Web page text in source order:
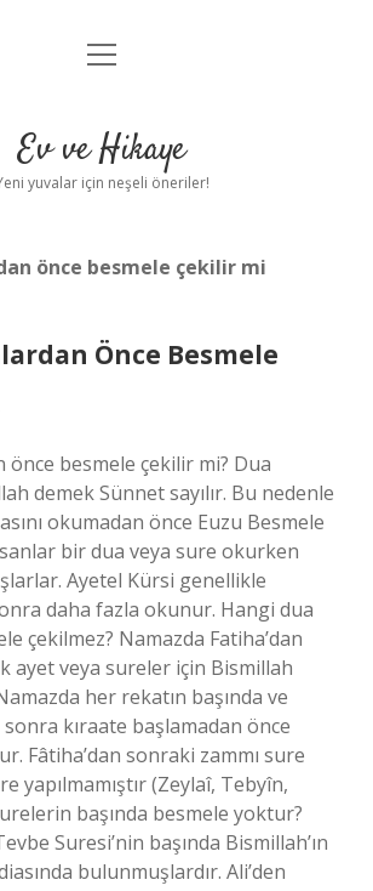
Anasayfa
Yasal Uyarı
menüyü
Ev ve Hikaye
yuvalar için neşeli öneriler!
önce besmele çekilir mi
Önce Besmele
önce besmele çekilir mi? Dua
demek Sünnet sayılır. Bu nedenle
okumadan önce Euzu Besmele
bir dua veya sure okurken
Ayetel Kürsi genellikle
daha fazla okunur. Hangi dua
çekilmez? Namazda Fatiha’dan
ayet veya sureler için Bismillah
her rekatın başında ve
kıraate başlamadan önce
Fâtiha’dan sonraki zammı sure
yapılmamıştır (Zeylaî, Tebyîn,
başında besmele yoktur?
Suresi’nin başında Bismillah’ın
bulunmuşlardır. Ali’den